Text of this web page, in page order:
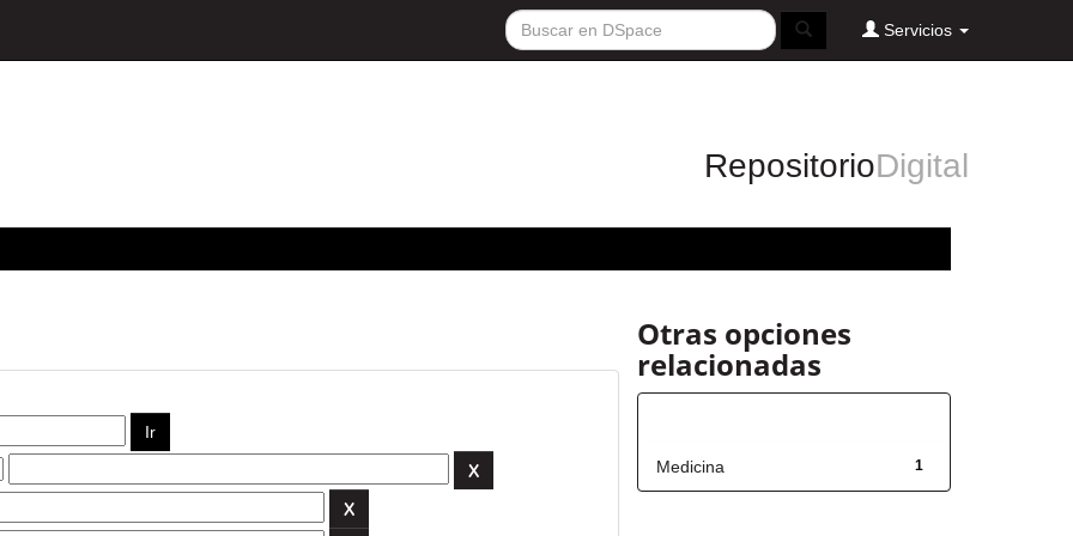
Servicios
RepositorioDigital
Otras opciones
relacionadas
1
Medicina